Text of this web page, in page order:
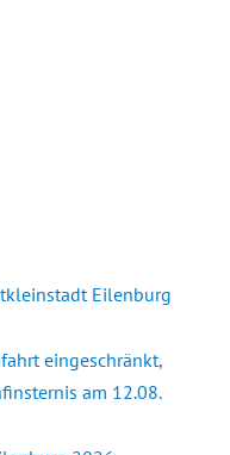
Eilenburg
eingeschränkt,
am 12.08.